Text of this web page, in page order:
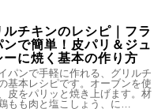
ルチキンのレシピ｜フラ
ンで簡単！皮パリ＆ジュ
ーに焼く基本の作り方
パンで手軽に作れる、グリルチ
基本レシピです。オーブンを使
皮をパリッと焼き上げます。材
もも肉と塩こしょう、に…